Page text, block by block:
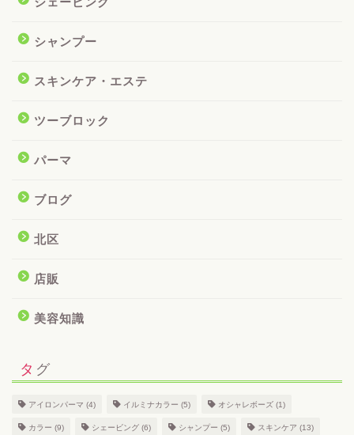
シャンプー
スキンケア・エステ
ツーブロック
パーマ
ブログ
北区
店販
美容知識
タグ
アイロンパーマ (4) イルミナカラー (5) オシャレボーズ (1)
カラー (9) シェービング (6) シャンプー (5) スキンケア (13)